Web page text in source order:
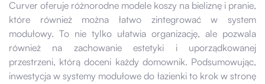
Curver oferuje różnorodne modele koszy na bieliznę i pranie,
które również można łatwo zintegrować w system
modułowy. To nie tylko ułatwia organizację, ale pozwala
również na zachowanie estetyki i uporządkowanej
przestrzeni, którą doceni każdy domownik. Podsumowując,
inwestycja w systemy modułowe do łazienki to krok w stronę